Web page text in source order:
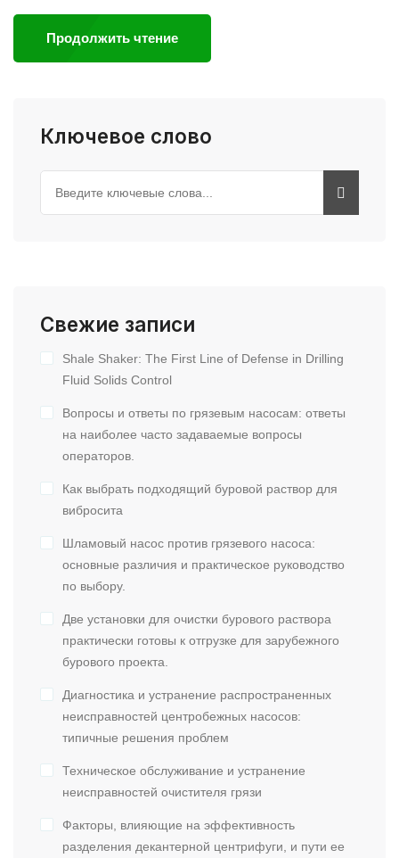
Продолжить чтение
Ключевое слово
Свежие записи
Shale Shaker: The First Line of Defense in Drilling
Fluid Solids Control
Вопросы и ответы по грязевым насосам: ответы
на наиболее часто задаваемые вопросы
операторов.
Как выбрать подходящий буровой раствор для
вибросита
Шламовый насос против грязевого насоса:
основные различия и практическое руководство
по выбору.
Две установки для очистки бурового раствора
практически готовы к отгрузке для зарубежного
бурового проекта.
Диагностика и устранение распространенных
неисправностей центробежных насосов:
типичные решения проблем
Техническое обслуживание и устранение
неисправностей очистителя грязи
Факторы, влияющие на эффективность
разделения декантерной центрифуги, и пути ее